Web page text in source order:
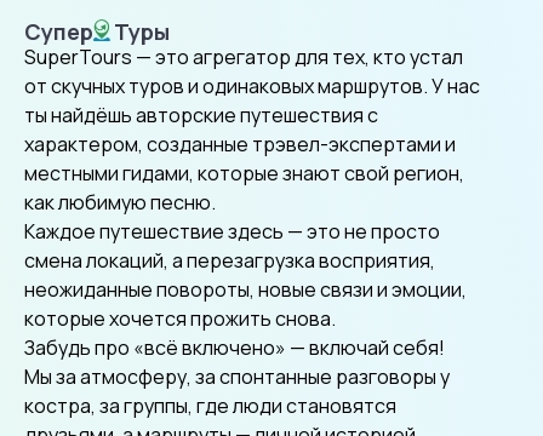
Супер Туры
SuperTours
SuperTours — это агрегатор для тех, кто устал
от скучных туров и одинаковых маршрутов. У нас
ты найдёшь авторские путешествия с
характером, созданные трэвел-экспертами и
местными гидами, которые знают свой регион,
как любимую песню.
Каждое путешествие здесь — это не просто
смена локаций, а перезагрузка восприятия,
неожиданные повороты, новые связи и эмоции,
которые хочется прожить снова.
Забудь про «всё включено» — включай себя!
Мы за атмосферу, за спонтанные разговоры у
костра, за группы, где люди становятся